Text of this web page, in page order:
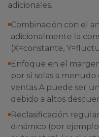
adicionales.
Combinación con el
adicionalmente la
(X=constante,
Enfoque en el
por sí solas a
ventas A puede ser
debido a altos
Reclasificación
dinámico (por